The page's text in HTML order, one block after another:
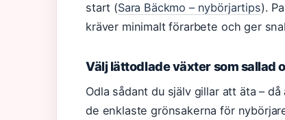
start (Sara Bäckmo – nybörjartips).
kräver minimalt förarbete och ger
Välj lättodlade växter som sallad
Odla sådant du själv gillar att äta –
de enklaste grönsakerna för